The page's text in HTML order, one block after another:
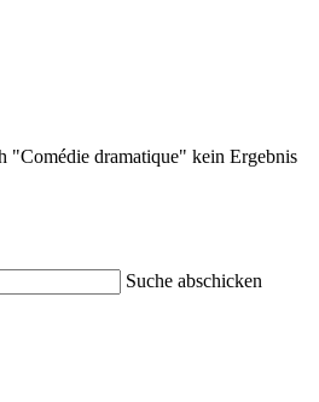
"Comédie dramatique" kein Ergebnis
Suche abschicken